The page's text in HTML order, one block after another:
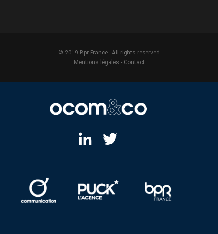
© 2019 Bpr France - All rights reserved
Mentions légales - Contact